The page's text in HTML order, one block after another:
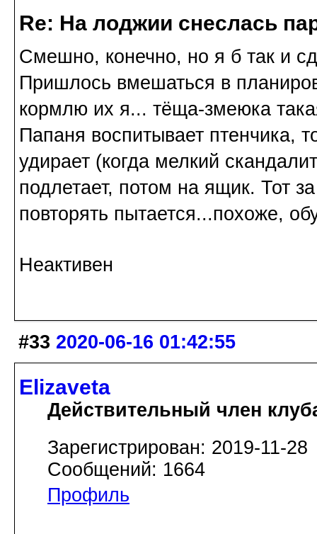
Re: На лоджии снеслась
Смешно, конечно, но я б так и
Пришлось вмешаться в
кормлю их я... тёща-змеюка
Папаня воспитывает птенчика,
удирает (когда мелкий
подлетает, потом на ящик. Тот
повторять пытается...похоже,
Неактивен
#33 2020-06-16 01:42:55
Elizaveta
Действительный член
Зарегистрирован: 2019-11-28
Сообщений: 1664
Профиль